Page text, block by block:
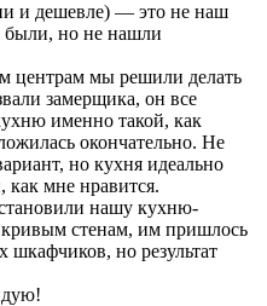
и дешевле) — это не наш
были, но не нашли
центрам мы решили делать
замерщика, он все
именно такой, как
окончательно. Не
но кухня идеально
как мне нравится.
нашу кухню-
стенам, им пришлось
но результат